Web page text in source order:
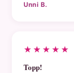
Unni B.
★★★★★
Topp!